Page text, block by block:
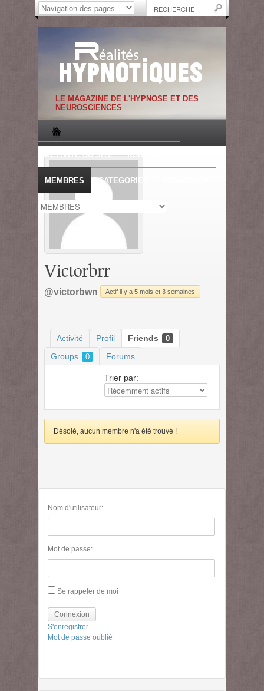
LE MAGAZINE DE L'HYPNOSE ET DES
NEUROSCIENCES
ACTIVITE DU SITE RUBRIQUES
MEMBRES CATEGORIES
Victorbrr
@victorbwn Actif il y a 5 mois et 3 semaines
Activité Profil Friends 0
Groups 0 Forums
Trier par:
Désolé, aucun membre n'a été trouvé !
Nom d'utilisateur:
Mot de passe:
Se rappeler de moi
Connexion
S'enregistrer
Mot de passe oublié